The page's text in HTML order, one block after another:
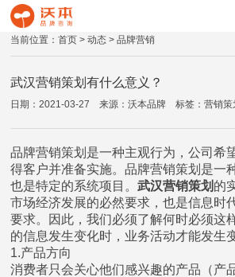
当前位置：首页 >动态 > 品牌营销
武汉营销策划有什么意义？
日期：2021-03-27 来源：沃本品牌 标签：营销策
品牌营销策划是一种主观行为，公司希
得客户并准备实施。品牌营销策划是一
也是特定的系统项目。武汉营销策划 的
市场经济发展的必然要求，也是信息时
要求。因此，我们必须了解何时必须这
的信息发生变化时，业务活动才能发生
1.产品方向
消费者只会关心他们感兴趣的产品（产